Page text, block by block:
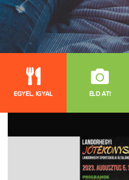
EGYÉL, IGYÁL ÉLD ÁT!